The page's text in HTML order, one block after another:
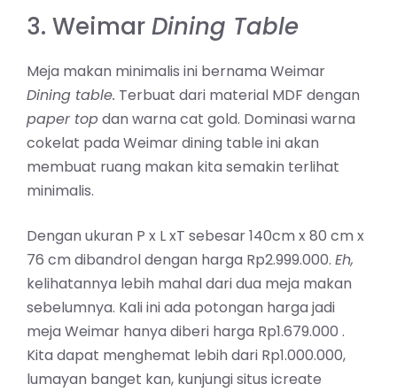
3. WeimarDining Table
Meja makan minimalis ini bernama Weimar
Dining table. Terbuat dari material MDF dengan
paper topdan warna cat gold. Dominasi warna
cokelat pada Weimar dining table ini akan
membuat ruang makan kita semakin terlihat
minimalis.
Dengan ukuran P x L xT sebesar 140cm x 80 cm x
76 cm dibandrol dengan harga Rp2.999.000. Eh,
kelihatannya lebih mahal dari dua meja makan
sebelumnya. Kali ini ada potongan harga jadi
meja Weimar hanya diberi harga Rp1.679.000 .
Kita dapat menghemat lebih dari Rp1.000.000,
lumayan banget kan, kunjungi situs icreate